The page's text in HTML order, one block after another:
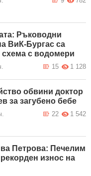
Ръководни
ВиК-Бургас са
схема с водомери
1 128
15
обвини доктор
за загубено бебе
1 542
22
Петрова: Печелим
износ на